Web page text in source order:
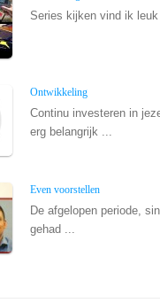
Series kijken vind ik
Ontwikkeling
Continu investeren in
erg belangrijk ...
Even voorstellen
De afgelopen periode,
gehad ...